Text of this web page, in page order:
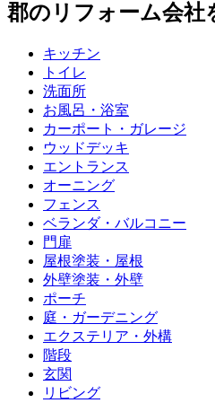
郡のリフォーム会社
キッチン
トイレ
洗面所
お風呂・浴室
カーポート・ガレージ
ウッドデッキ
エントランス
オーニング
フェンス
ベランダ・バルコニー
門扉
屋根塗装・屋根
外壁塗装・外壁
ポーチ
庭・ガーデニング
エクステリア・外構
階段
玄関
リビング